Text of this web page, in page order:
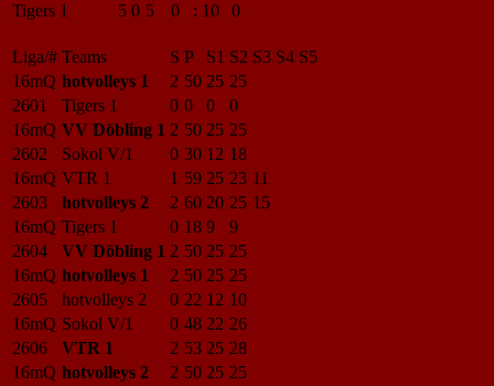
Tigers 1
5 0 5 0 : 10 0
Liga/# Teams S P S1 S2 S3 S4 S5
16mQ hotvolleys 1 2 50 25 25
2601
Tigers 1 0 0 0
0
16mQ VV Döbling 1 2 50 25 25
2602
Sokol V/1 0 30 12 18
16mQ VTR 1 1 59 25 23 11
2603
hotvolleys 2 2 60 20 25 15
16mQ Tigers 1 0 18 9
9
2604
VV Döbling 1 2 50 25 25
16mQ hotvolleys 1 2 50 25 25
2605
hotvolleys 2 0 22 12 10
16mQ Sokol V/1 0 48 22 26
2606
VTR 1 2 53 25 28
16mQ hotvolleys 2 2 50 25 25